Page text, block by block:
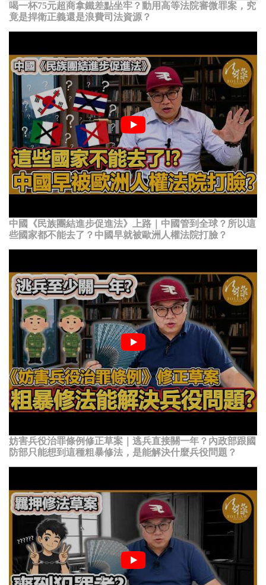
喝一杯75元超商拿鐵差點坐牢？動用高等法院審微罪案，究
竟是捍衛正義還是浪費司法資源？
中國《民族團結進步促進法》上路｜中國管到全球？所以這
些國家都不能去了？中國早就被歐洲人權法院打臉？
妨害兵役治罪條例修正草案｜逃兵直接關一年？內政部跟國
防部只能想到這種粗暴修法，是能解決什麼兵役問題？